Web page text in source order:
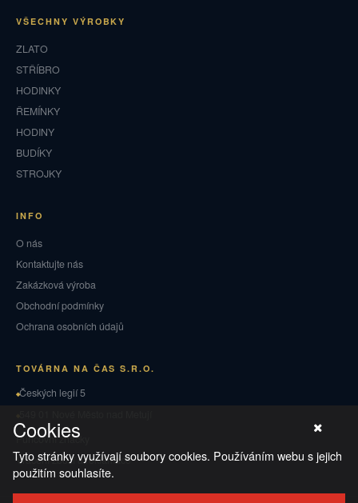
VŠECHNY VÝROBKY
ZLATO
STŘÍBRO
HODINKY
ŘEMÍNKY
HODINY
BUDÍKY
STROJKY
INFO
O nás
Kontaktujte nás
Zakázková výroba
Obchodní podmínky
Ochrana osobních údajů
TOVÁRNA NA ČAS S.R.O.
Českých legií 5
Puncovní značky
Vrácení zboží a reklamace
Cookies
Tyto stránky využívají soubory cookies. Používáním webu s jejich
použitím souhlasíte.